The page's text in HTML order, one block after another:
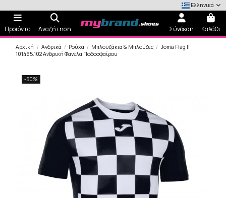
Ελληνικά
Προϊόντα Αναζήτηση Σύνδεση Καλάθι
Αρχική Ανδρικά Ρούχα Μπλουζάκια & Μπλούζες
Joma Flag II
101465.102 Ανδρική Φανέλα Ποδοσφαίρου
-50%